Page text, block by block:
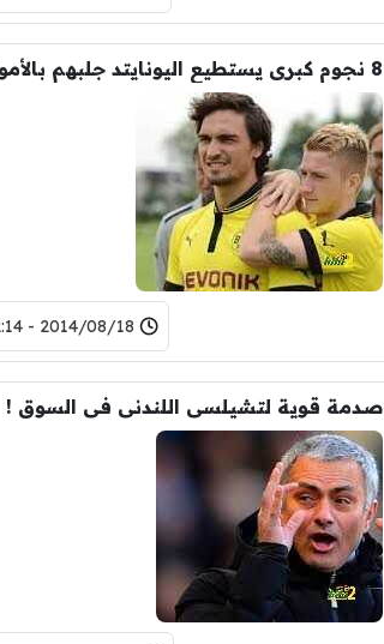
2014/08/18 - 12:14
صدمة قوية لتشيلسى اللندنى فى السوق !